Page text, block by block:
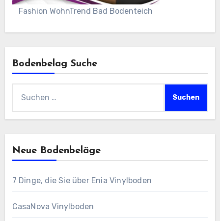
Fashion WohnTrend Bad Bodenteich
Bodenbelag Suche
nach:
Neue Bodenbeläge
7 Dinge, die Sie über Enia Vinylboden
CasaNova Vinylboden